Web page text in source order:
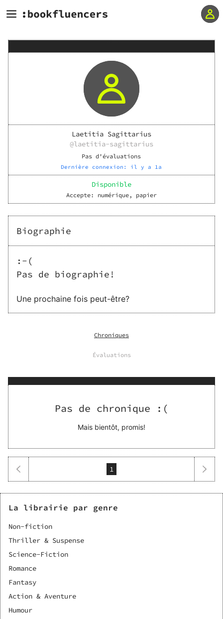
Biographie
:-(
Pas de biographie!
Une prochaine fois peut-être?
Laetitia Sagittarius
@laetitia-sagittarius
Pas d'évaluations
Dernière connexion: il y a 1a
Disponible
Accepte: numérique, papier
Chroniques
Évaluations
Pas de chronique :(
Mais bientôt, promis!
1
La librairie par genre
Non-fiction
Thriller & Suspense
Science-Fiction
Romance
Fantasy
Action & Aventure
Humour